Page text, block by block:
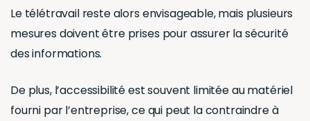
Le télétravail reste alors envisageable, mais plusieurs
mesures doivent être prises pour assurer la sécurité
des informations.
De plus, l’accessibilité est souvent limitée au matériel
fourni par l’entreprise, ce qui peut la contraindre à